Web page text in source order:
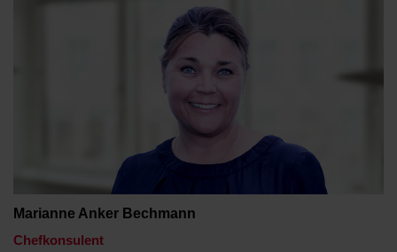
Marianne Anker Bechmann
Chefkonsulent